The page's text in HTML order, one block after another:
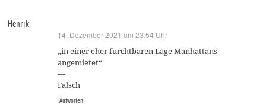
Henrik
14. Dezember 2021 um 23:54 Uhr
„in einer eher furchtbaren Lage Manhattans
angemietet“
—
Falsch
Antworten